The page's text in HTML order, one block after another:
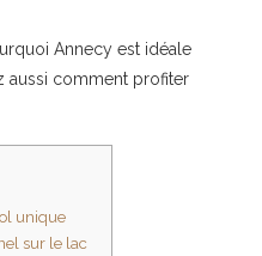
Annecy est idéale
aussi comment profiter
unique
sur le lac